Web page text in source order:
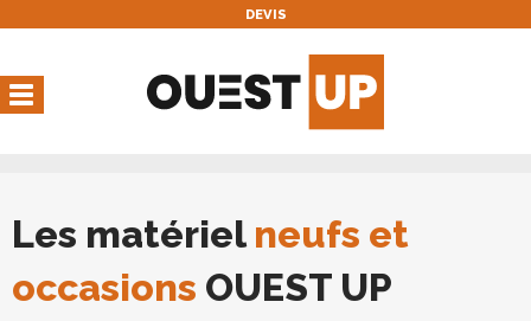
DEVIS
Les matérielneufs et
occasions OUEST UP
Vous avez une réservation
en cours
Vous n'avez pas de réservation en cours